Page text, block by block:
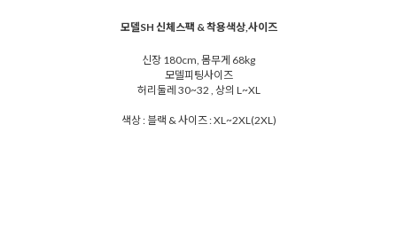
모델SH 신체스팩 & 착용색상,사이즈
신장 180cm, 몸무게 68kg
모델피팅사이즈
허리둘레 30~32 , 상의 L~XL
색상 : 블랙 & 사이즈 : XL~2XL(2XL)